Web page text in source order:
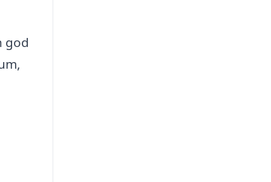
god